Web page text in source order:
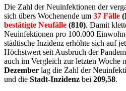
Die Zahl der Neuinfektionen der
sich übers Wochenende um 37 Fälle
bestätigte Neufälle (810). Damit
Neuinfektionen pro 100.000
städtische Inzidenz erhöhte sich auf
Höchstwert seit Ausbruch der
auch im Vergleich zur letzten Woche
Dezember lag die Zahl der
und die Stadt-Inzidenz bei 209,58.